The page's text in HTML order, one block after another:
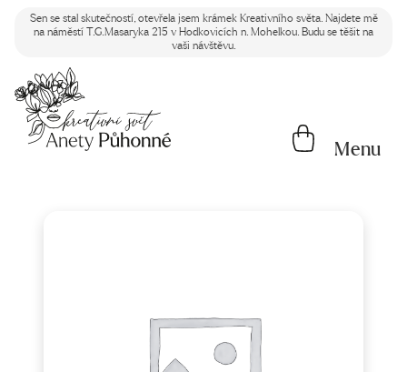
Sen se stal skutečností, otevřela jsem krámek Kreativního světa. Najdete mě
na náměstí T.G.Masaryka 215 v Hodkovicích n. Mohelkou. Budu se těšit na
vaši návštěvu.
Menu